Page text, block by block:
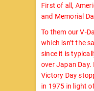
First of all,
and Memorial
To them our V-
which isn’t the
since it is
over Japan
Victory Day
in 1975 in light